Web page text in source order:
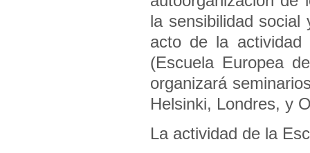
la sensibilidad
acto de la actividad
(Escuela Europea
organizará
Helsinki, Londres, y
La actividad de la